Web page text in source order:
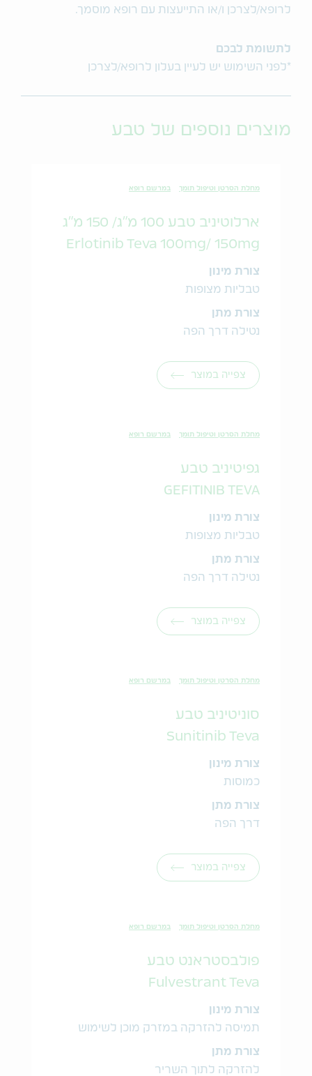
לרופא/לצרכן ו/או התייעצות עם רופא מוסמך.
לתשומת לבכם
*לפני השימוש יש לעיין בעלון לרופא/לצרכן
מוצרים נוספים של טבע
מחלת הסרטן וטיפול תומך במרשם רופא
ארלוטיניב טבע 100 מ"ג/ 150 מ"ג
Erlotinib Teva 100mg/ 150mg
צורת מינון
טבליות מצופות
צורת מתן
נטילה דרך הפה
צפייה במוצר
מחלת הסרטן וטיפול תומך במרשם רופא
גפיטיניב טבע
GEFITINIB TEVA
צורת מינון
טבליות מצופות
צורת מתן
נטילה דרך הפה
צפייה במוצר
מחלת הסרטן וטיפול תומך במרשם רופא
סוניטיניב טבע
Sunitinib Teva
צורת מינון
כמוסות
צורת מתן
דרך הפה
צפייה במוצר
מחלת הסרטן וטיפול תומך במרשם רופא
פולבסטראנט טבע
Fulvestrant Teva
צורת מינון
תמיסה להזרקה במזרק מוכן לשימוש
צורת מתן
להזרקה לתוך השריר